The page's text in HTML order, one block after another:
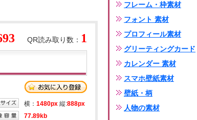
QR読み取り数： 1
横： 1480px 縦:888px
77.89kb
フレーム・枠素材
フォント 素材
プロフィール素材
グリーティングカード
カレンダー 素材
スマホ壁紙素材
壁紙・柄
人物の素材